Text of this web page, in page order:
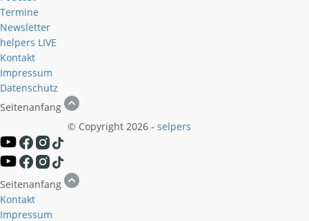
Termine
Newsletter
helpers LIVE
Kontakt
Impressum
Datenschutz
Seitenanfang
© Copyright 2026 - selpers
Seitenanfang
Kontakt
Impressum